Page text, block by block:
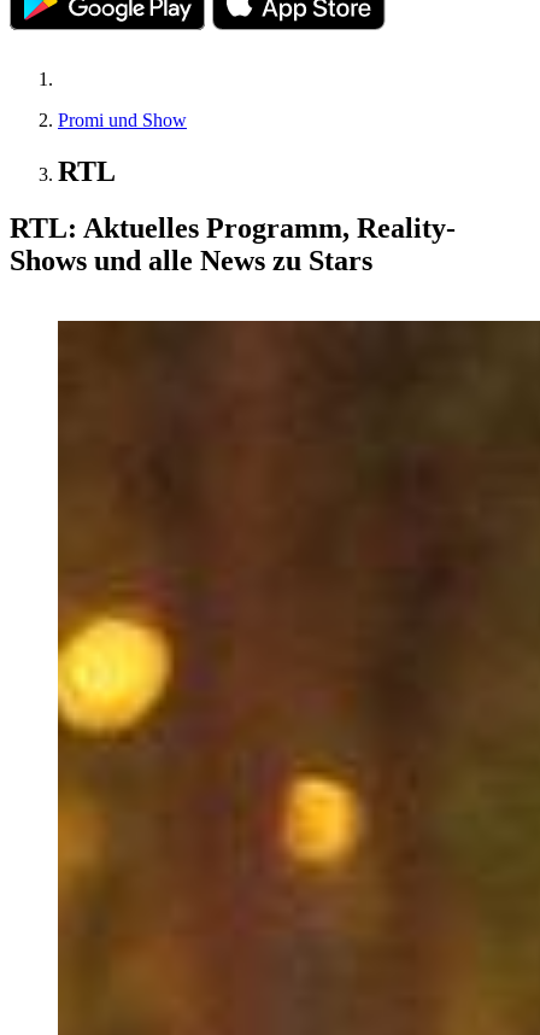
Promi und Show
RTL
RTL: Aktuelles Programm, Reality-
Shows und alle News zu Stars